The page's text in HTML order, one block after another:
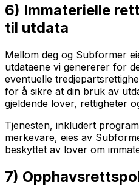
6) Immaterielle
til utdata
Mellom deg og Subformer
utdataene vi genererer for
eventuelle
for å sikre at din bruk av
gjeldende lover, rettigheter
Tjenesten, inkludert
merkevare, eies av
beskyttet av lover om
7)